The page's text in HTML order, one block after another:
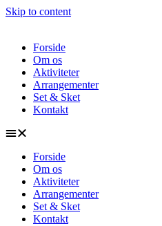
Skip to content
Forside
Om os
Aktiviteter
Arrangementer
Set & Sket
Kontakt
Forside
Om os
Aktiviteter
Arrangementer
Set & Sket
Kontakt